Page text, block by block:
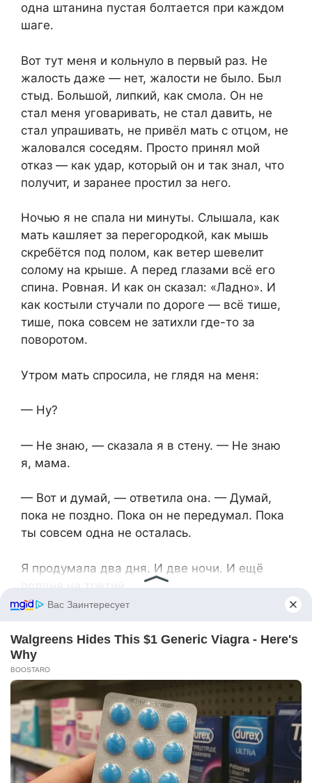
одна штанина пустая болтается при каждом
шаге.
Вот тут меня и кольнуло в первый раз. Не
жалость даже — нет, жалости не было. Был
стыд. Большой, липкий, как смола. Он не
стал меня уговаривать, не стал давить, не
стал упрашивать, не привёл мать с отцом, не
жаловался соседям. Просто принял мой
отказ — как удар, который он и так знал, что
получит, и заранее простил за него.
Ночью я не спала ни минуты. Слышала, как
мать кашляет за перегородкой, как мышь
скребётся под полом, как ветер шевелит
солому на крыше. А перед глазами всё его
спина. Ровная. И как он сказал: «Ладно». И
как костыли стучали по дороге — всё тише,
тише, пока совсем не затихли где-то за
поворотом.
Утром мать спросила, не глядя на меня:
— Ну?
— Не знаю, — сказала я в стену. — Не знаю
я, мама.
— Вот и думай, — ответила она. — Думай,
пока не поздно. Пока он не передумал. Пока
ты совсем одна не осталась.
Я продумала два дня. И две ночи. И ещё
Ноги дрожали так, словно я на Голгофу
поднималась. Дом у Громовых стоял на
отшибе, у самого леса, крепкий, старый, с
резными наличниками и зелёными ставнями.
Во дворе — дрова сложены поленницей,
сарай поправлен новым тёсом, в окне
занавески белые, кружевные — значит, мать
у него, Софья Андреевна, рукодельница и